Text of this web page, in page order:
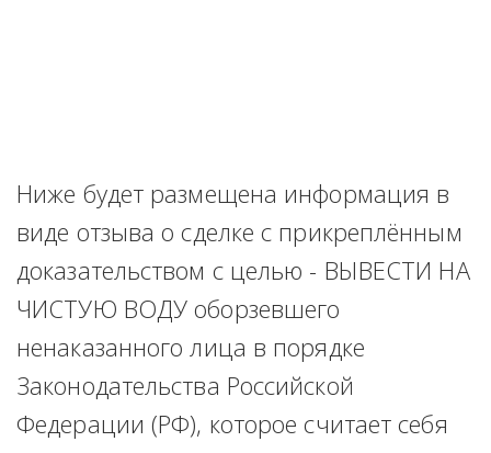
Ниже будет размещена информация в
виде отзыва о сделке с прикреплённым
доказательством с целью - ВЫВЕСТИ НА
ЧИСТУЮ ВОДУ оборзевшего
ненаказанного лица в порядке
Законодательства Российской
Федерации (РФ), которое считает себя